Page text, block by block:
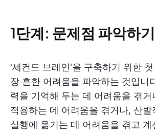
1단계: 문제점 파악하기
'세컨드 브레인'을 구축하기 위한
장 흔한 어려움을 파악하는 것입니
력을 기억해 두는 데 어려움을 겪
적용하는 데 어려움을 겪거나, 산
실행에 옮기는 데 어려움을 겪고 계